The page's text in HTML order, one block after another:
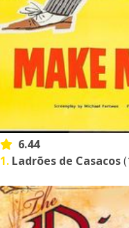
6.44
1. Ladrões de Casacos